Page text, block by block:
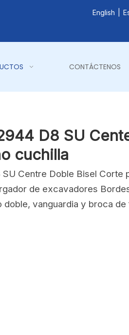
English
CONTÁCTENOS
D8 SU
cuchilla
Centre Doble Bisel Corte
de excavadores
vanguardia y broca de